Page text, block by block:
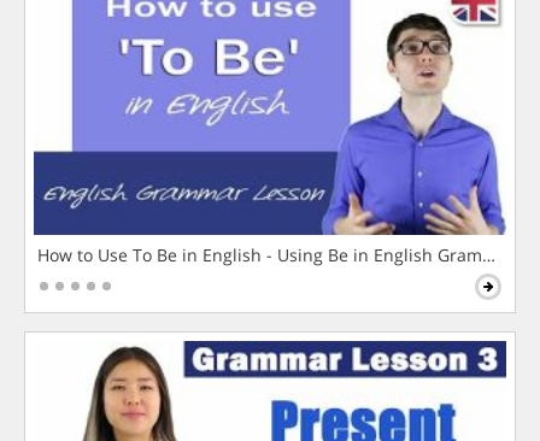
How to Use To Be in English - Using Be in English Grammar